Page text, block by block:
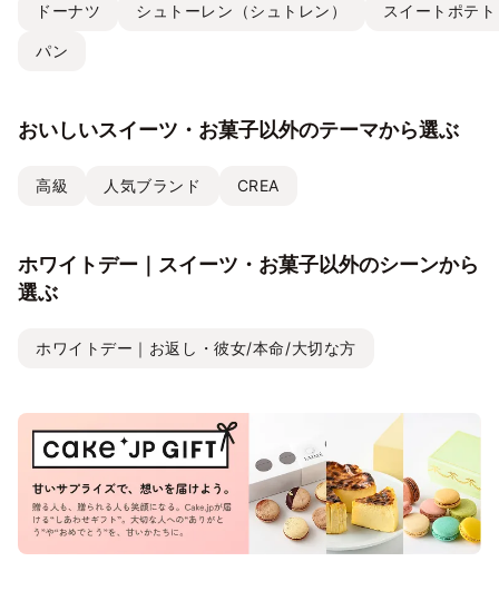
ドーナツ シュトーレン（シュトレン） スイートポテト
パン
おいしいスイーツ・お菓子以外のテーマから選ぶ
高級 人気ブランド CREA
ホワイトデー｜スイーツ・お菓子以外のシーンから
選ぶ
ホワイトデー｜お返し・彼女/本命/大切な方